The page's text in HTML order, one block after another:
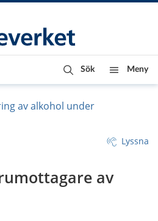
Sök Meny
av alkohol under
Lyssna
av